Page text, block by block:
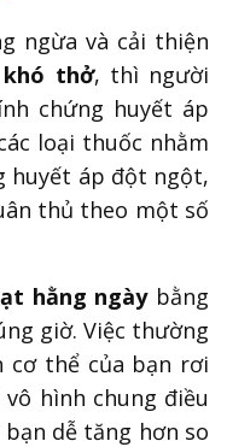
ngừa và cải thiện
thở, thì người
chứng huyết áp
loại thuốc nhằm
huyết áp đột ngột,
thủ theo một số
hằng ngàybằng
giờ. Việc thường
cơ thể của bạn rơi
hình chung điều
dễ tăng hơn so